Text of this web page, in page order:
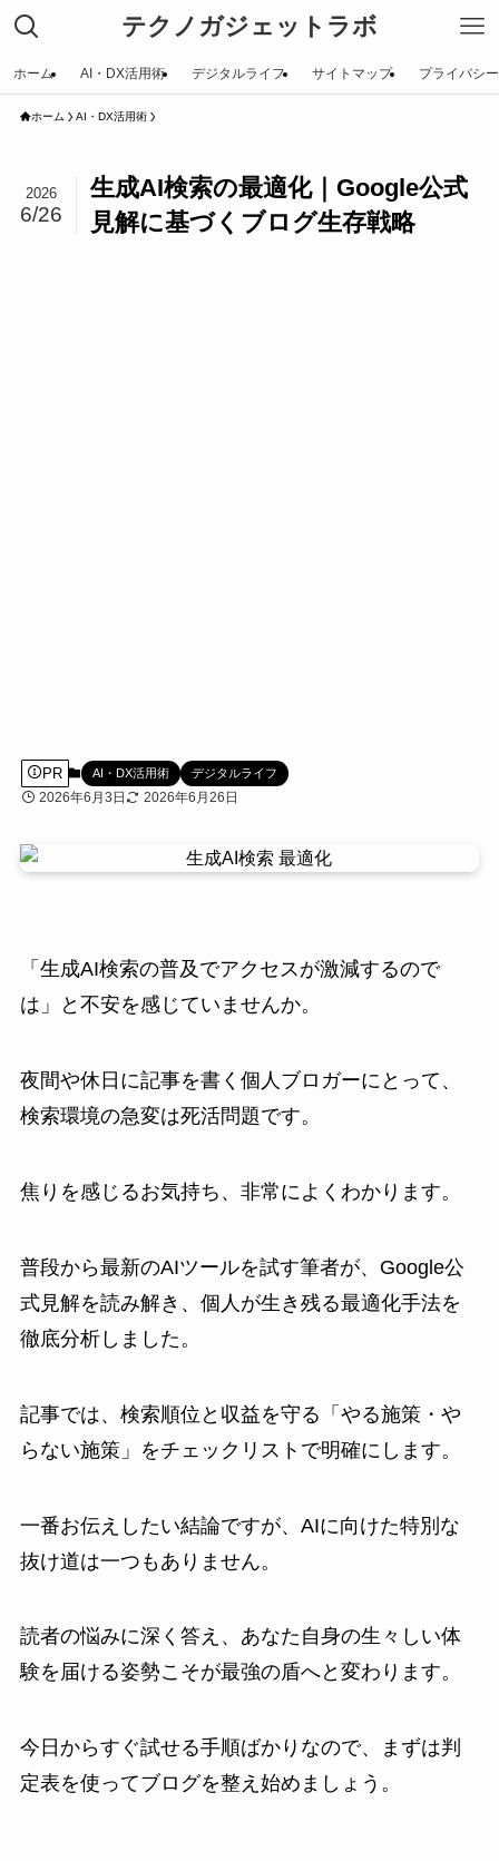
テクノガジェットラボ
ホーム AI・DX活用術 デジタルライフ サイトマップ プライバシ
ホーム AI・DX活用術
生成AI検索の最適化｜Google公式
見解に基づくブログ生存戦略
2026
6/26
PR AI・DX活用術 デジタルライフ
2026年6月3日 2026年6月26日
「生成AI検索の普及でアクセスが激減するので
は」と不安を感じていませんか。
夜間や休日に記事を書く個人ブロガーにとって、
検索環境の急変は死活問題です。
焦りを感じるお気持ち、非常によくわかります。
普段から最新のAIツールを試す筆者が、Google公
式見解を読み解き、個人が生き残る最適化手法を
徹底分析しました。
記事では、検索順位と収益を守る「やる施策・や
らない施策」をチェックリストで明確にします。
一番お伝えしたい結論ですが、AIに向けた特別な
抜け道は一つもありません。
読者の悩みに深く答え、あなた自身の生々しい体
験を届ける姿勢こそが最強の盾へと変わります。
今日からすぐ試せる手順ばかりなので、まずは判
定表を使ってブログを整え始めましょう。